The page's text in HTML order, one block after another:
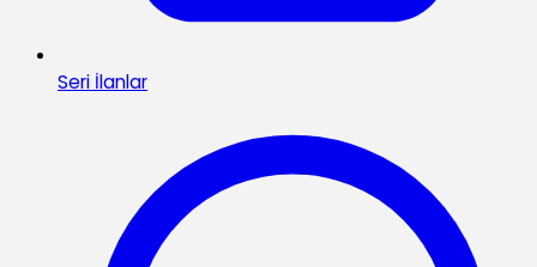
Seri İlanlar